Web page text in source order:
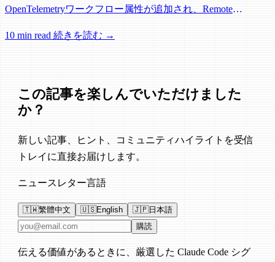
OpenTelemetryワークフロー属性が追加され、Remote
の修正が含まれています。
10 min read 続きを読む →
この記事を楽しんでいただけました
か？
新しい記事、ヒント、コミュニティハイライトを受信
トレイに直接お届けします。
ニュースレター言語
🇹🇼繁體中文 🇺🇸English 🇯🇵日本語
メールアドレス 購読
伝える価値があるときに、厳選した Claude Code シグ